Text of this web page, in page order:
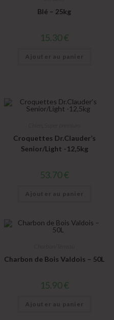
Blé – 25kg
15.30€
Ajouter au panier
Croquettes Dr.Clauder’s
Senior/Light -12,5kg
53.70€
Ajouter au panier
Charbon de Bois Valdois – 50L
15.90€
Ajouter au panier